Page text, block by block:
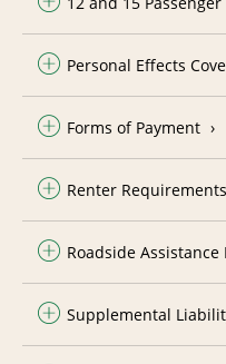
Personal Effects
Forms of Payment
Renter Requirements
Roadside Assistance
Supplemental